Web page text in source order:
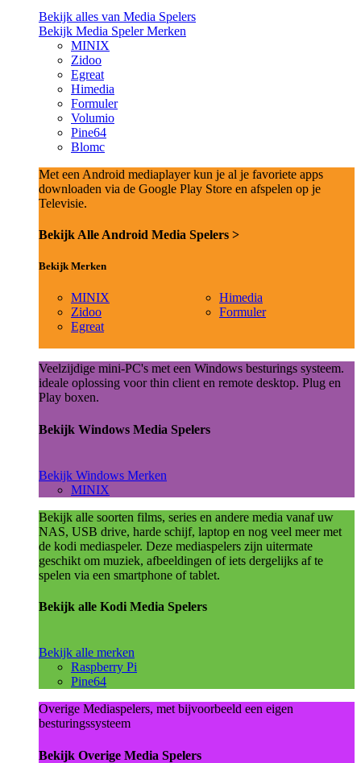
Bekijk alles van Media Spelers
Bekijk Media Speler Merken
MINIX
Zidoo
Egreat
Himedia
Formuler
Volumio
Pine64
Blomc
Met een Android mediaplayer kun je al je favoriete apps
downloaden via de Google Play Store en afspelen op je
Televisie.
Bekijk Alle Android Media Spelers >
Bekijk Merken
MINIX
Zidoo
Egreat
Himedia
Formuler
Veelzijdige mini-PC's met een Windows besturings systeem.
ideale oplossing voor thin client en remote desktop. Plug en
Play boxen.
Bekijk Windows Media Spelers
Bekijk Windows Merken
MINIX
Bekijk alle soorten films, series en andere media vanaf uw
NAS, USB drive, harde schijf, laptop en nog veel meer met
de kodi mediaspeler. Deze mediaspelers zijn uitermate
geschikt om muziek, afbeeldingen of iets dergelijks af te
spelen via een smartphone of tablet.
Bekijk alle Kodi Media Spelers
Bekijk alle merken
Raspberry Pi
Pine64
Overige Mediaspelers, met bijvoorbeeld een eigen
besturingssysteem
Bekijk Overige Media Spelers